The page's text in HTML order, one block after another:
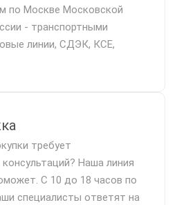
по Москве Московской
- транспортными
линии, СДЭК, КСЕ,
требует
Наша линия
С 10 до 18 часов по
специалисты ответят на